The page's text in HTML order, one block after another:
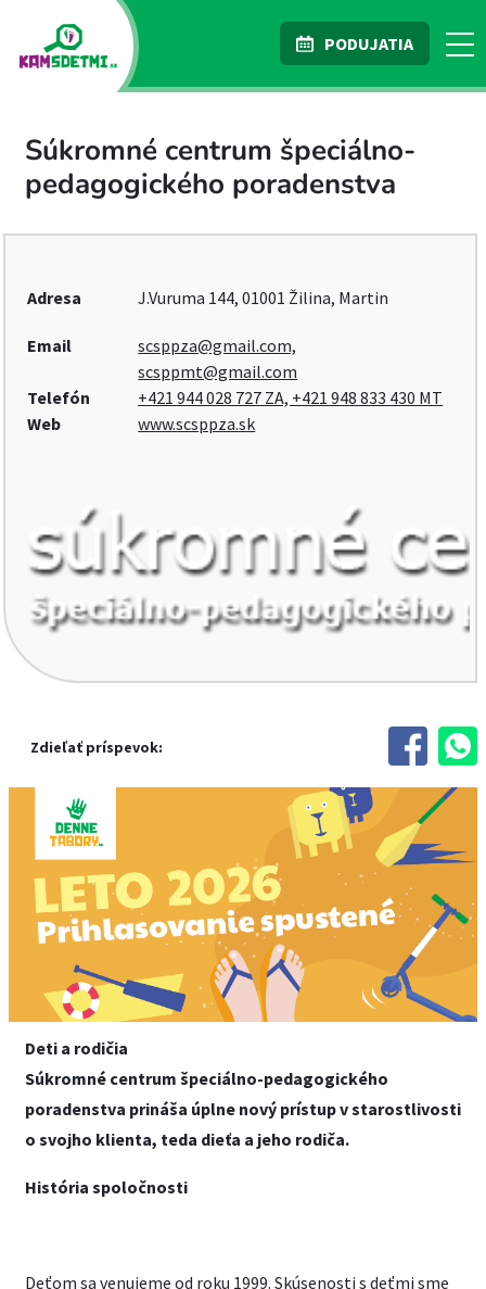
PODUJATIA
Súkromné centrum špeciálno-
pedagogického poradenstva
Adresa J.Vuruma 144, 01001 Žilina, Martin
Email
scsppza@gmail.com,
scsppmt@gmail.com
Telefón
+421 944 028 727 ZA, +421 948 833 430 MT
Web
www.scsppza.sk
Zdieľať príspevok:
Deti a rodičia
Súkromné centrum špeciálno-pedagogického
poradenstva prináša úplne nový prístup v starostlivosti
o svojho klienta, teda dieťa a jeho rodiča.
História spoločnosti
Deťom sa venujeme od roku 1999. Skúsenosti s deťmi sme